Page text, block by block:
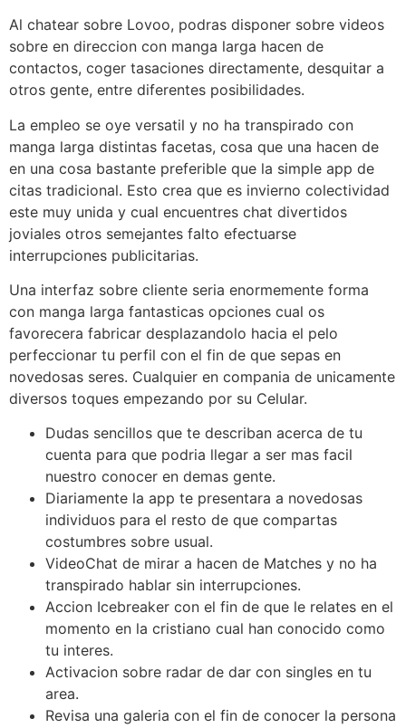
Al chatear sobre Lovoo, podras disponer sobre videos
sobre en direccion con manga larga hacen de
contactos, coger tasaciones directamente, desquitar a
otros gente, entre diferentes posibilidades.
La empleo se oye versatil y no ha transpirado con
manga larga distintas facetas, cosa que una hacen de
en una cosa bastante preferible que la simple app de
citas tradicional. Esto crea que es invierno colectividad
este muy unida y cual encuentres chat divertidos
joviales otros semejantes falto efectuarse
interrupciones publicitarias.
Una interfaz sobre cliente seri­a enormemente forma
con manga larga fantasticas opciones cual os
favorecera fabricar desplazandolo hacia el pelo
perfeccionar tu perfil con el fin de que sepas en
novedosas seres. Cualquier en compania de unicamente
diversos toques empezando por su Celular.
Dudas sencillos que te describan acerca de tu
cuenta para que podri­a llegar a ser mas facil
nuestro conocer en demas gente.
Diariamente la app te presentara a novedosas
individuos para el resto de que compartas
costumbres sobre usual.
VideoChat de mirar a hacen de Matches y no ha
transpirado hablar sin interrupciones.
Accion Icebreaker con el fin de que le relates en el
momento en la cristiano cual han conocido como
tu interes.
Activacion sobre radar de dar con singles en tu
area.
Revisa una galeria con el fin de conocer la persona